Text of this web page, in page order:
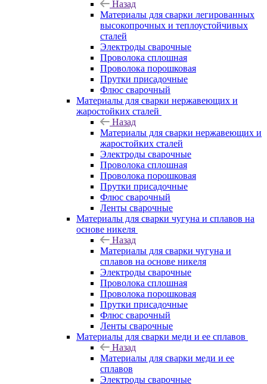
Назад
Материалы для сварки легированных
высокопрочных и теплоустойчивых
сталей
Электроды сварочные
Проволока сплошная
Проволока порошковая
Прутки присадочные
Флюс сварочный
Материалы для сварки нержавеющих и
жаростойких сталей
Назад
Материалы для сварки нержавеющих и
жаростойких сталей
Электроды сварочные
Проволока сплошная
Проволока порошковая
Прутки присадочные
Флюс сварочный
Ленты сварочные
Материалы для сварки чугуна и сплавов на
основе никеля
Назад
Материалы для сварки чугуна и
сплавов на основе никеля
Электроды сварочные
Проволока сплошная
Проволока порошковая
Прутки присадочные
Флюс сварочный
Ленты сварочные
Материалы для сварки меди и ее сплавов
Назад
Материалы для сварки меди и ее
сплавов
Электроды сварочные